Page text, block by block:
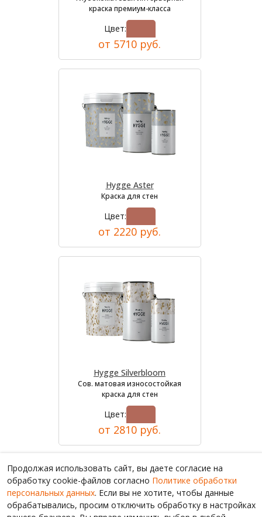
краска премиум-класса
Цвет:
от 5710 руб.
Hygge Aster
Краска для стен
Цвет:
от 2220 руб.
Hygge Silverbloom
Сов. матовая износостойкая
краска для стен
Цвет:
от 2810 руб.
Продолжая использовать сайт, вы даете согласие на
обработку cookie-файлов согласно Политике обработки
персональных данных. Если вы не хотите, чтобы данные
обрабатывались, просим отключить обработку в настройках